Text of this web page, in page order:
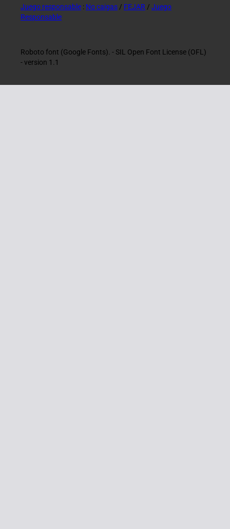
Juego responsable : No caigas / FEJAR / Juego
Responsable
Roboto font (Google Fonts). - SIL Open Font License (OFL)
- version 1.1